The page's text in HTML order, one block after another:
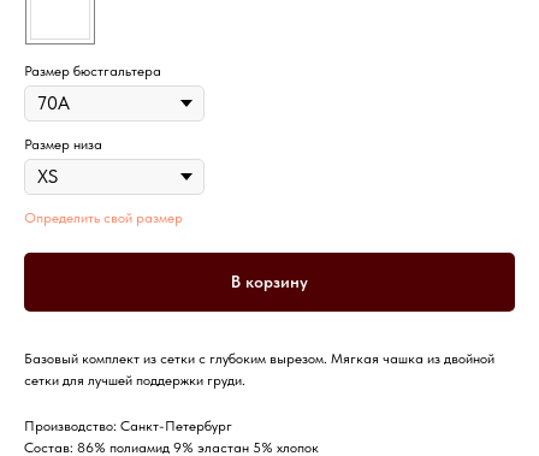
Размер бюстгальтера
Размер низа
Определить свой размер
В корзину
Базовый комплект из сетки с глубоким вырезом. Мягкая чашка из двойной
сетки для лучшей поддержки груди.
Производство: Санкт-Петербург
Состав: 86% полиамид 9% эластан 5% хлопок